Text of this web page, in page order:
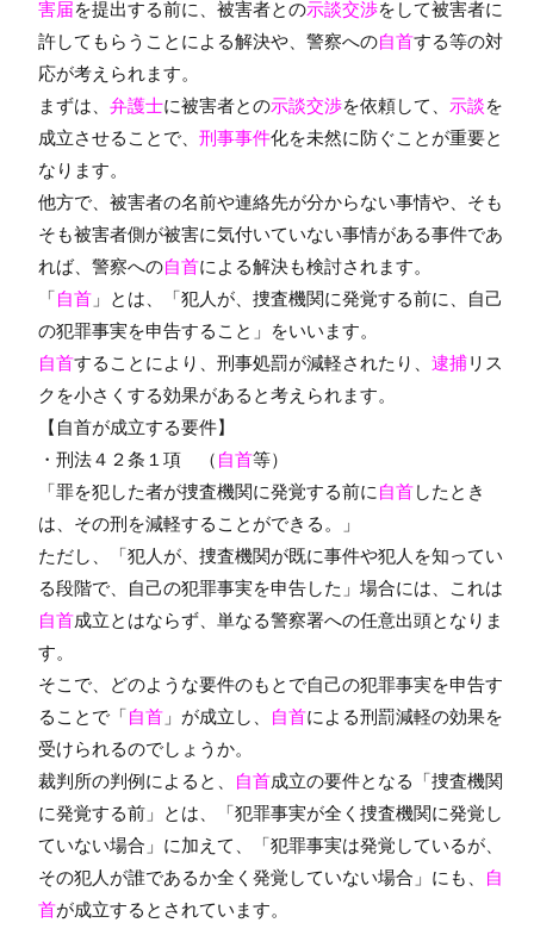
害届を提出する前に、被害者との示談交渉をして被害者に
許してもらうことによる解決や、警察への自首する等の対
応が考えられます。
まずは、 弁護士に被害者との示談交渉を依頼して、 示談を
成立させることで、 刑事事件化を未然に防ぐことが重要と
なります。
他方で、被害者の名前や連絡先が分からない事情や、そも
そも被害者側が被害に気付いていない事情がある事件であ
れば、警察への自首による解決も検討されます。
「自首 」とは、「犯人が、捜査機関に発覚する前に、自己
の犯罪事実を申告すること」をいいます。
自首することにより、刑事処罰が減軽されたり、 逮捕リス
クを小さくする効果があると考えられます。
【自首が成立する要件】
・刑法４２条１項 （ 自首等）
「罪を犯した者が捜査機関に発覚する前に 自首したとき
は、その刑を減軽することができる。」
ただし、「犯人が、捜査機関が既に事件や犯人を知ってい
る段階で、自己の犯罪事実を申告した」場合には、これは
自首成立とはならず、単なる警察署への任意出頭となりま
す。
そこで、どのような要件のもとで自己の犯罪事実を申告す
ることで「自首 」が成立し、 自首による刑罰減軽の効果を
受けられるのでしょうか。
裁判所の判例によると、
自首成立の要件となる「捜査機関
に発覚する前」とは、「犯罪事実が全く捜査機関に発覚し
ていない場合」に加えて、「犯罪事実は発覚しているが、
その犯人が誰であるか全く発覚していない場合」にも、
自
首が成立するとされています。